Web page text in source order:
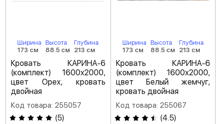
Ширина
173 см
Высота
88.5 см
Глубина
213 см
Кровать КАРИНА-6
(комплект) 1600х2000,
цвет Орех, кровать
двойная
Код товара: 255057
(5)
Ширина
173 см
Высота
88.5 см
Глубина
213 см
Кровать КАРИНА-6
(комплект) 1600х2000,
цвет Белый жемчуг,
кровать двойная
Код товара: 255067
(4.5)